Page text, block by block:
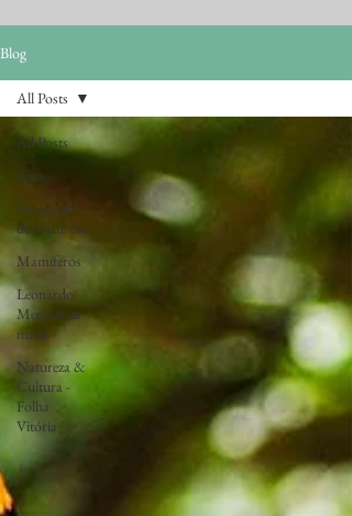
Blog
All Posts
Aves
Fotógrafo
de Natureza
Mamíferos
Leonardo
Merçon na
mídia
Natureza &
Cultura -
Folha
Vitória
All Posts